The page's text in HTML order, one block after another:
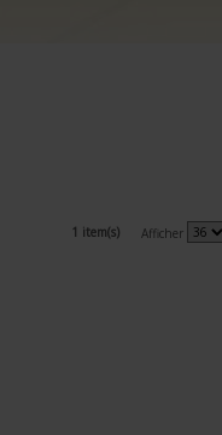
1 item(s) Afficher